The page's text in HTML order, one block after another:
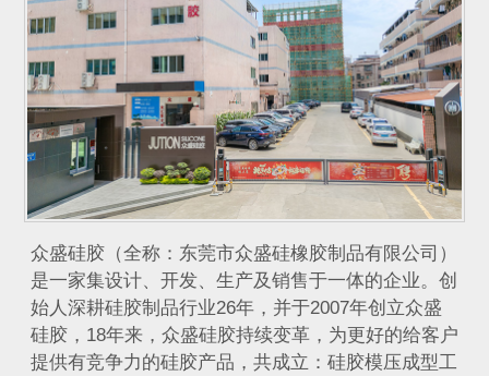
众盛硅胶（全称：东莞市众盛硅橡胶制品有限公司）
是一家集设计、开发、生产及销售于一体的企业。创
始人深耕硅胶制品行业26年，并于2007年创立众盛
硅胶，18年来，众盛硅胶持续变革，为更好的给客户
提供有竞争力的硅胶产品，共成立：硅胶模压成型工